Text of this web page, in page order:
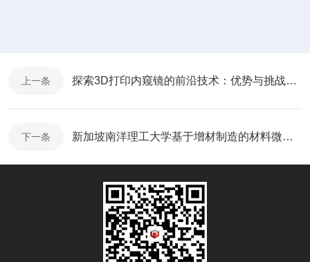
上一条 探索3D打印内窥镜的前沿技术：优势与挑战并存
下一条 新加坡南洋理工大学基于增材制造的材料微加工的最新进展